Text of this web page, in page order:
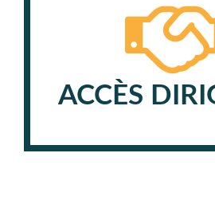
ACCÈS